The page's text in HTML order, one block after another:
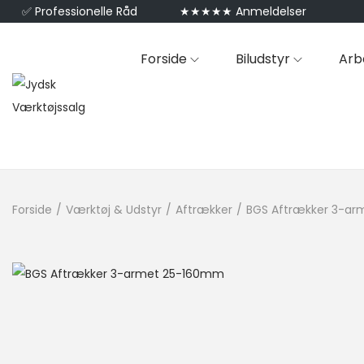
✅ Professionelle Råd ★★★★★ Anmeldelser
Forside Biludstyr
Forside / Værktøj & Udstyr / Aftrækker / BGS Aftrækker 3-